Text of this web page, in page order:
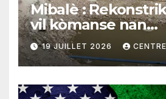
Mibalè :
vil kòmanse nan
rekonstriksyon
yo
19 JUILLET 2026